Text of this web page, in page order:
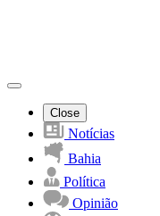
Close
Notícias
Bahia
Política
Opinião